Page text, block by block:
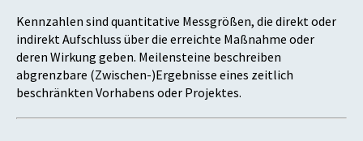
Kennzahlen sind quantitative Messgrößen, die direkt oder
indirekt Aufschluss über die erreichte Maßnahme oder
deren Wirkung geben. Meilensteine beschreiben
abgrenzbare (Zwischen-)Ergebnisse eines zeitlich
beschränkten Vorhabens oder Projektes.